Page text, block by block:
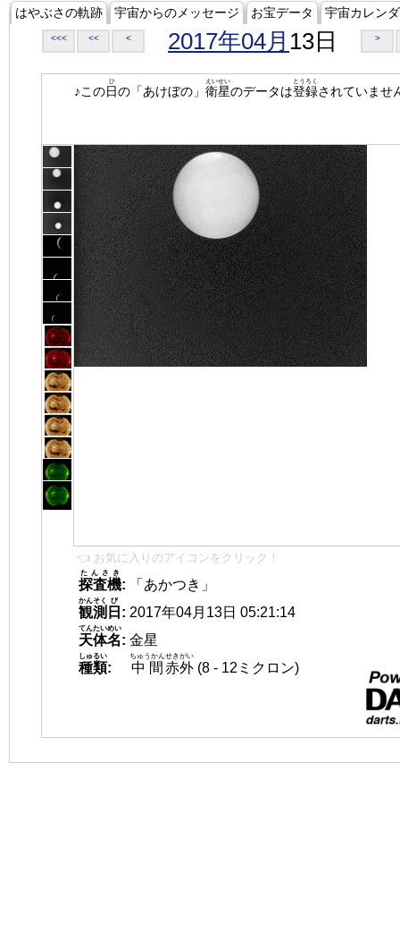
はやぶさの軌跡 宇宙からのメッセージ お宝データ 宇宙カレン
<<< << < 2017年04月 13日 >
♪この日
ひ
の「あけぼの」 衛星
えいせい
のデータは登録
とうろく
されていませ
👈 お気に入りのアイコンをクリック！
探査機
たんさき
:
「あかつき」
観測
かんそく
日
び
: 2017年04月13日 05:21:14
天体名
てんたいめい
: 金星
種類
しゅるい
: 中間
ちゅうかん
赤外
せきがい
(8 - 12ミクロン)